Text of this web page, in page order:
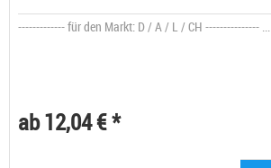
------------- für den Markt: D / A / L / CH --------------- ...
ab 12,04 € *